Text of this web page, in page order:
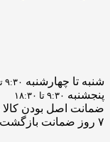
شنبه تا چهارشنبه ۹:۳۰ تا ۱۹:۳۰
پنجشنبه ۹:۳۰ تا ۱۸:۳۰
ضمانت اصل بودن کالا
۷ روز ضمانت بازگشت